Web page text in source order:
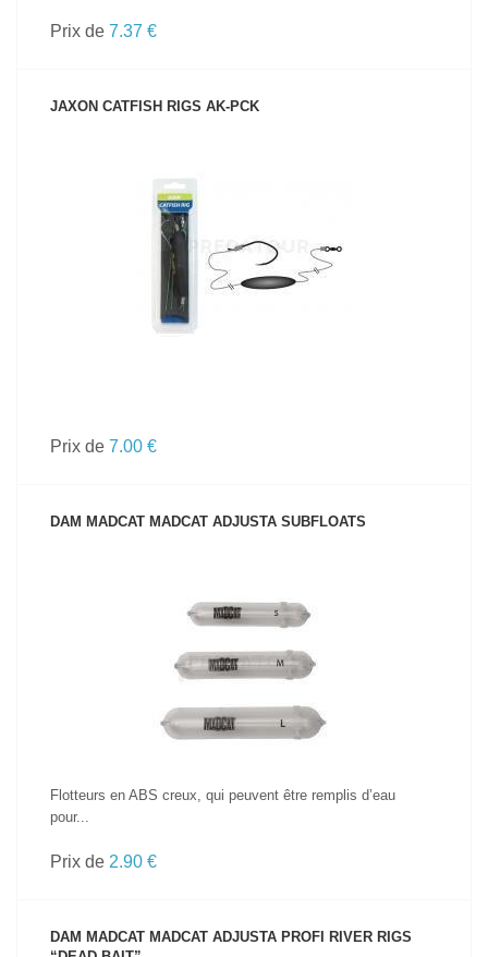
Prix de 7.37 €
JAXON CATFISH RIGS AK-PCK
VOIR LE PRODUIT
Prix de 7.00 €
DAM MADCAT MADCAT ADJUSTA SUBFLOATS
VOIR LE PRODUIT
Flotteurs en ABS creux, qui peuvent être remplis d’eau
pour...
Prix de 2.90 €
DAM MADCAT MADCAT ADJUSTA PROFI RIVER RIGS